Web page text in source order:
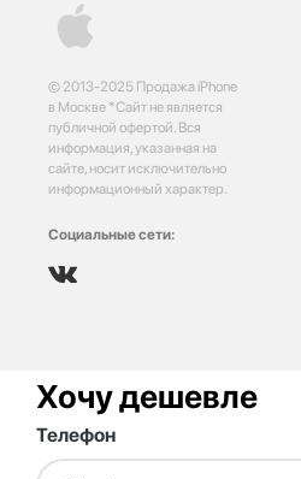
© 2013-2025 Продажа iPhone
в Москве *Сайт не является
публичной офертой. Вся
информация, указанная на
сайте, носит исключительно
информационный характер.
Социальные сети:
Хочу дешевле
Телефон